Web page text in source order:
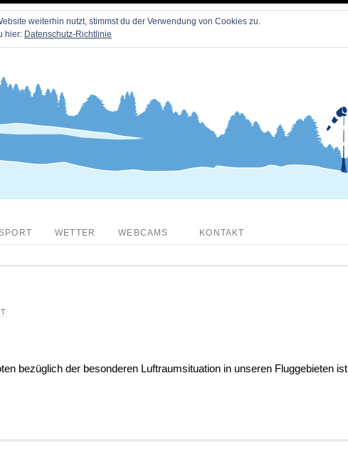
WETTER WEBCAMS KONTAKT
bezüglich der besonderen Luftraumsituation in unseren Fluggebieten ist
weiterhin nutzt, stimmst du der Verwendung von Cookies zu.
hier: Datenschutz-Richtlinie